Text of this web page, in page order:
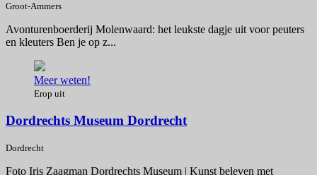
Groot-Ammers
Avonturenboerderij Molenwaard: het leukste dagje uit voor peuters
en kleuters Ben je op z...
Meer weten!
Erop uit
Dordrechts Museum Dordrecht
Dordrecht
Foto Iris Zaagman Dordrechts Museum | Kunst beleven met